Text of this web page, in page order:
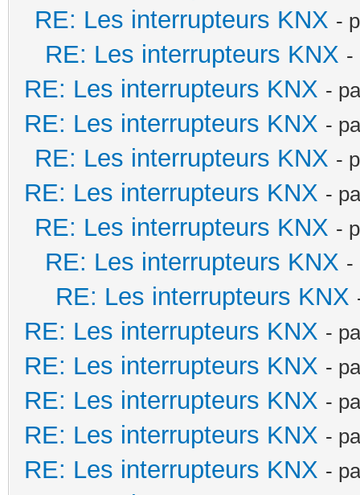
RE: Les interrupteurs KNX -
RE: Les interrupteurs KNX -
RE: Les interrupteurs KNX -
RE: Les interrupteurs KNX -
RE: Les interrupteurs KNX -
RE: Les interrupteurs KNX -
RE: Les interrupteurs KNX -
RE: Les interrupteurs KNX -
RE: Les interrupteurs KNX
RE: Les interrupteurs KNX -
RE: Les interrupteurs KNX -
RE: Les interrupteurs KNX -
RE: Les interrupteurs KNX -
RE: Les interrupteurs KNX -